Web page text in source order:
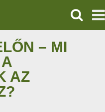
– MI
AZ